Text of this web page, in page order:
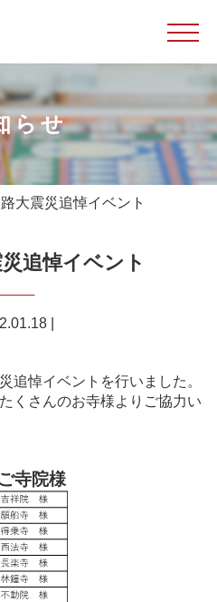
らせ
大震災追悼イベント
追悼イベント
追悼イベントを行いました。
くさんのお寺様よりご協力い
寺院様